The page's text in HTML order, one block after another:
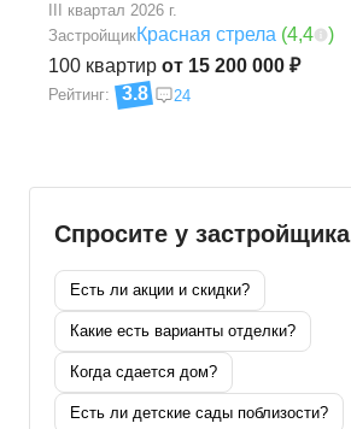
III квартал 2026 г.
100 квартир от 15 200 000 ₽
ЗастройщикКрасная стрела (4,4 )
Рейтинг: 3.8 24
Спросите у застройщика
Есть ли акции и скидки?
Какие есть варианты отделки?
Когда сдается дом?
Есть ли детские сады поблизости?